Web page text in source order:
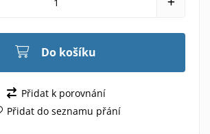
Do košíku
Přidat k porovnání
Přidat do seznamu přání